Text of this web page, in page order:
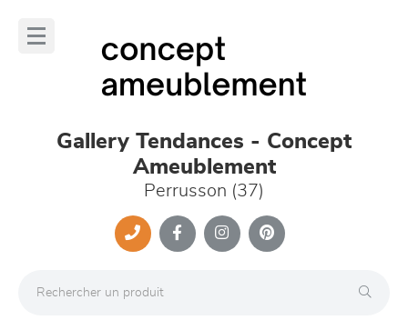
Gallery Tendances - Concept
Ameublement
Perrusson (37)